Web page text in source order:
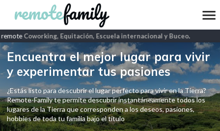
Coworking, Equitación, Escuela internacional y Buceo.
Encuentra el mejor lugar para vivir
y experimentar tus pasiones
¿Estás listo para descubrir el lugar perfecto para vivir en la Tierra?
Remote-Family te permite descubrir instantáneamente todos los
lugares de la Tierra que corresponden a los deseos, pasiones,
hobbies de toda tu familia bajo el título